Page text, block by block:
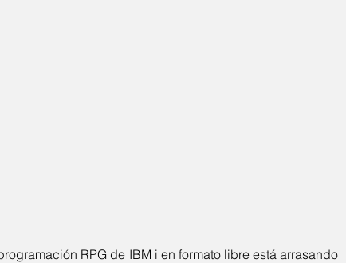
RPG de IBM i en formato libre está arrasando